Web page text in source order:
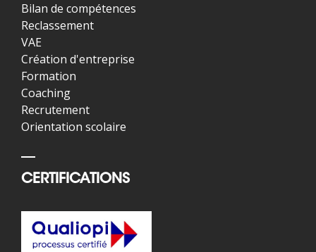
Bilan de compétences
Reclassement
VAE
Création d'entreprise
Formation
Coaching
Recrutement
Orientation scolaire
CERTIFICATIONS